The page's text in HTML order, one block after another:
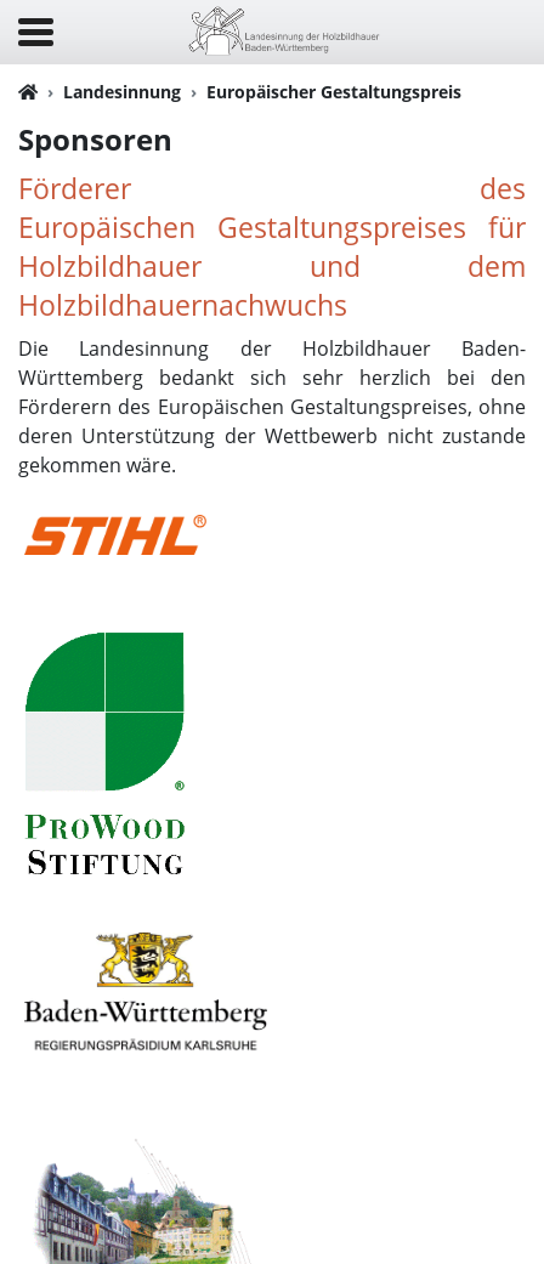
Landesinnung Europäischer Gestaltungspreis
Sponsoren
Förderer des
Europäischen Gestaltungspreises für
Holzbildhauer und dem
Holzbildhauernachwuchs
Die Landesinnung der Holzbildhauer Baden-
Württemberg bedankt sich sehr herzlich bei den
Förderern des Europäischen Gestaltungspreises, ohne
deren Unterstützung der Wettbewerb nicht zustande
gekommen wäre.